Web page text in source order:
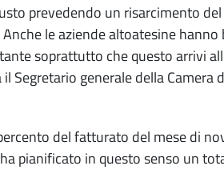
prevedendo un risarcimento
le aziende altoatesine
soprattutto che questo arrivi
Segretario generale della Camera
del fatturato del mese di
pianificato in questo senso un